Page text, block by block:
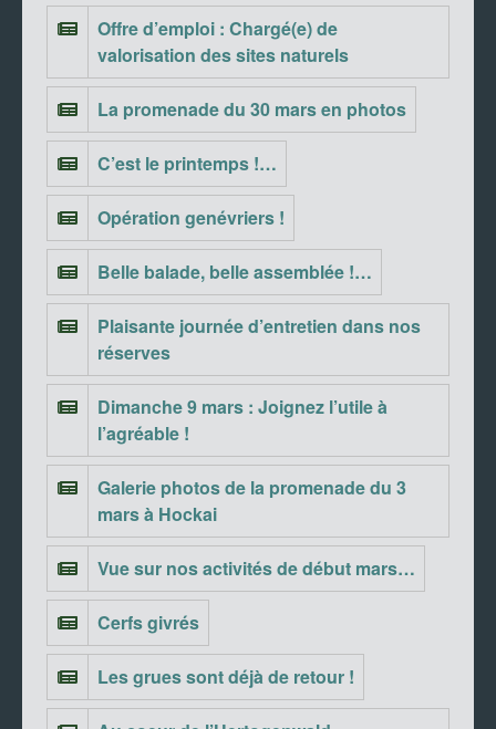
Offre d’emploi : Chargé(e) de
valorisation des sites naturels
La promenade du 30 mars en photos
C’est le printemps !…
Opération genévriers !
Belle balade, belle assemblée !…
Plaisante journée d’entretien dans nos
réserves
Dimanche 9 mars : Joignez l’utile à
l’agréable !
Galerie photos de la promenade du 3
mars à Hockai
Vue sur nos activités de début mars…
Cerfs givrés
Les grues sont déjà de retour !